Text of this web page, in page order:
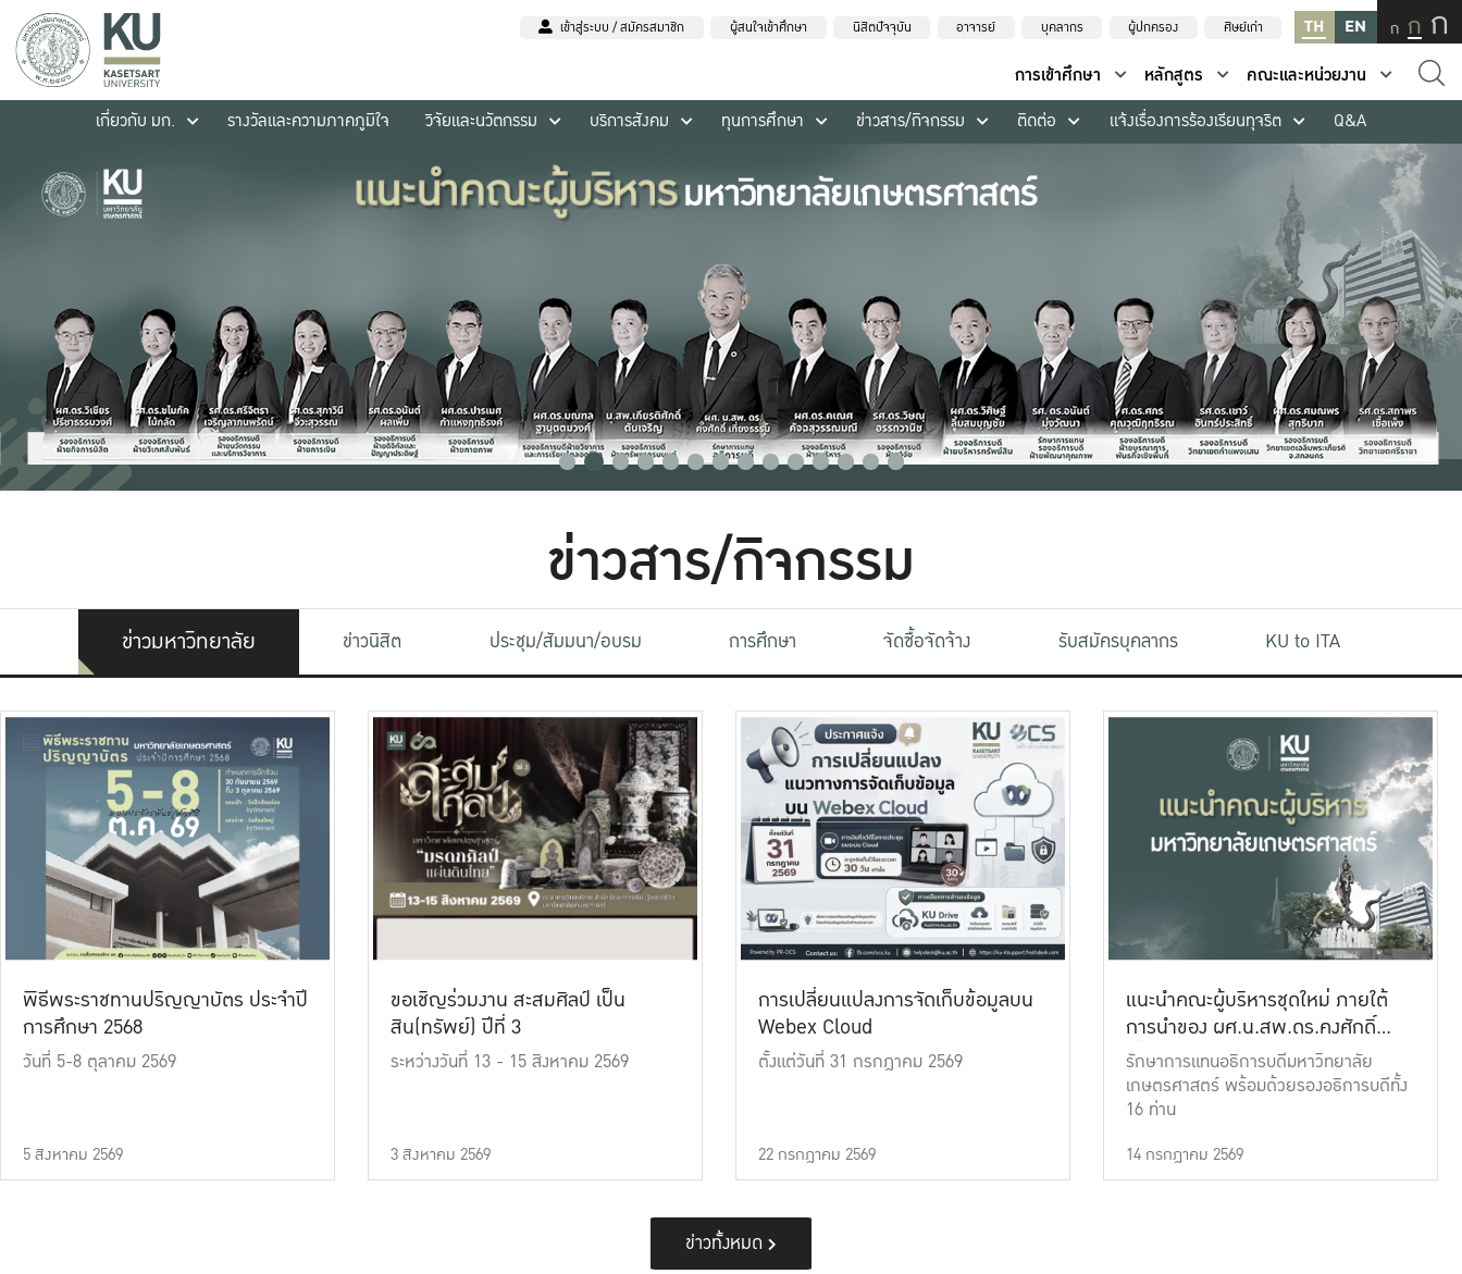
เข้าสู่ระบบ / สมัครสมาชิก ผู้สนใจเข้าศึกษา นิสิตปัจจุบัน อาจารย์ บุคลากร ผู้ปกครอง ศิษย์เก่า TH EN ก ก ก
การเข้าศึกษา หลักสูตร
คณะและหน่วยงาน
เกี่ยวกับ มก.
รางวัลและความภาคภูมิใจ วิจัยและนวัตกรรม บริการสังคม ทุนการศึกษา ข่าวสาร/กิจกรรม ติดต่อ แจ้งเรื่องการร้องเรียนทุจริต Q&A
ข่าวสาร/กิจกรรม
ข่าวมหาวิทยาลัย ข่าวนิสิต ประชุม/สัมมนา/อบรม การศึกษา จัดซื้อจัดจ้าง รับสมัครบุคลากร KU to ITA
พิธีพระราชทานปริญญาบัตร ประจำปี
การศึกษา 2568
วันที่ 5-8 ตุลาคม 2569
5 สิงหาคม 2569
ขอเชิญร่วมงาน สะสมศิลป์ เป็น
สิน(ทรัพย์) ปีที่ 3
ระหว่างวันที่ 13 - 15 สิงหาคม 2569
3 สิงหาคม 2569
การเปลี่ยนแปลงการจัดเก็บข้อมูลบน
Webex Cloud
ตั้งแต่วันที่ 31 กรกฎาคม 2569
22 กรกฎาคม 2569
แนะนำคณะผู้บริหารชุดใหม่ ภายใต้
การนำของ ผศ.น.สพ.ดร.คงศักดิ์
เที่ยงธรรม
รักษาการแทนอธิการบดีมหาวิทยาลัย
เกษตรศาสตร์ พร้อมด้วยรองอธิการบดีทั้ง
16 ท่าน
14 กรกฎาคม 2569
ข่าวทั้งหมด